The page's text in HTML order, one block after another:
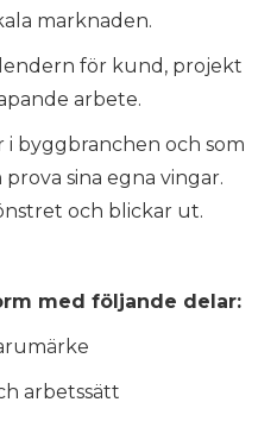
marknaden.
för kund, projekt
arbete.
byggbranchen och som
sina egna vingar.
och blickar ut.
med följande delar:
arbetssätt